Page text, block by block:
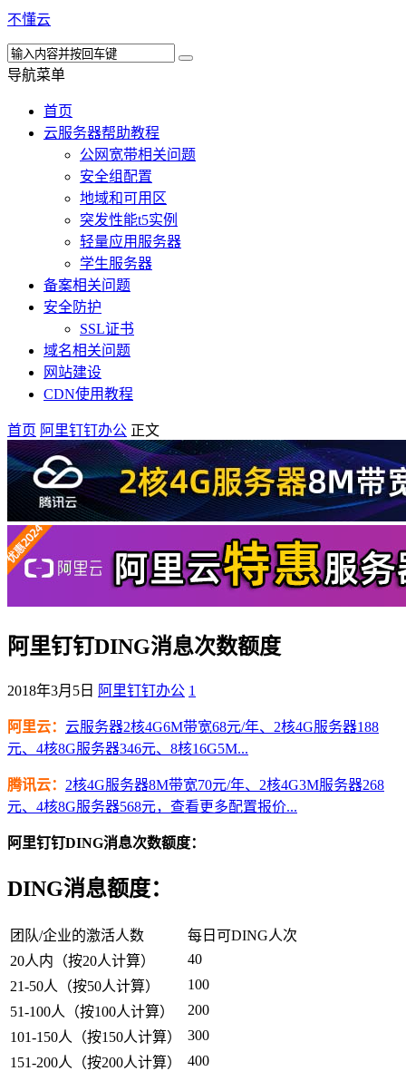
不懂云
导航菜单
首页
云服务器帮助教程
公网宽带相关问题
安全组配置
地域和可用区
突发性能t5实例
轻量应用服务器
学生服务器
备案相关问题
安全防护
SSL证书
域名相关问题
网站建设
CDN使用教程
首页 阿里钉钉办公 正文
阿里钉钉DING消息次数额度
2018年3月5日 阿里钉钉办公 1
阿里云： 云服务器2核4G6M带宽68元/年、2核4G服务器188
元、4核8G服务器346元、8核16G5M...
腾讯云： 2核4G服务器8M带宽70元/年、2核4G3M服务器268
元、4核8G服务器568元，查看更多配置报价...
阿里钉钉DING消息次数额度：
DING消息额度：
团队/企业的激活人数
每日可DING人次
20人内（按20人计算）
40
21-50人（按50人计算）
100
51-100人（按100人计算）
200
101-150人（按150人计算）
300
151-200人（按200人计算）
400